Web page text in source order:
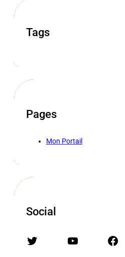
Tags
Pages
Mon Portail
Social
Twitter YouTube Facebook